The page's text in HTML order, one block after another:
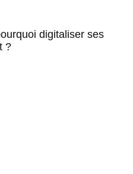
digitaliser ses
?